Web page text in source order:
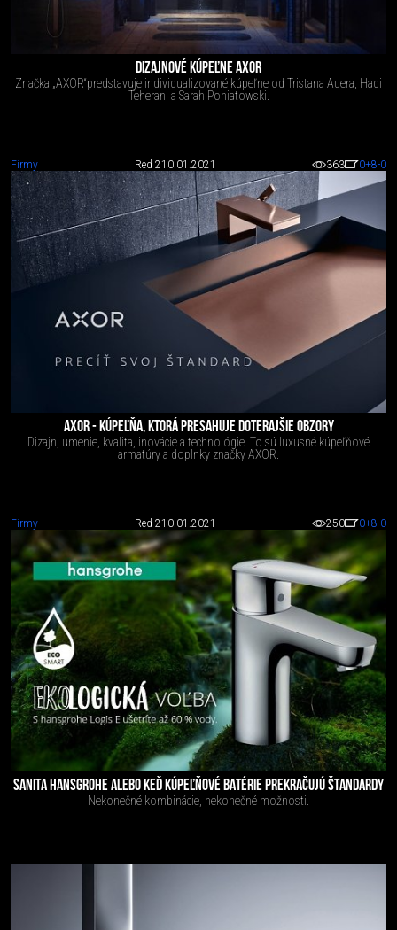
DIZAJNOVÉ KÚPEĽNE AXOR
Značka „AXOR“predstavuje individualizované kúpeľne od Tristana Auera, Hadi
Teherani a Sarah Poniatowski.
Firmy Red 210.01.2021 363 0+8-0
AXOR - KÚPEĽŇA, KTORÁ PRESAHUJE DOTERAJŠIE OBZORY
Dizajn, umenie, kvalita, inovácie a technológie. To sú luxusné kúpeľňové
armatúry a doplnky značky AXOR.
Firmy Red 210.01.2021 250 0+8-0
SANITA HANSGROHE ALEBO KEĎ KÚPEĽŇOVÉ BATÉRIE PREKRAČUJÚ ŠTANDARDY
Nekonečné kombinácie, nekonečné možnosti.